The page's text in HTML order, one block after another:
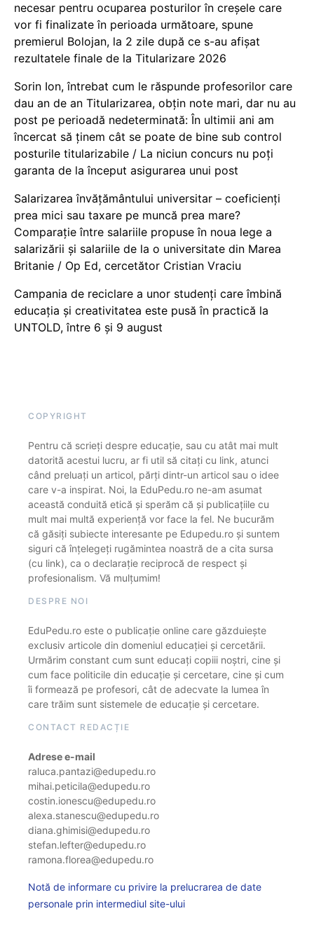
necesar pentru ocuparea posturilor în creșele care
vor fi finalizate în perioada următoare, spune
premierul Bolojan, la 2 zile după ce s-au afișat
rezultatele finale de la Titularizare 2026
Sorin Ion, întrebat cum le răspunde profesorilor care
dau an de an Titularizarea, obțin note mari, dar nu au
post pe perioadă nedeterminată: În ultimii ani am
încercat să ținem cât se poate de bine sub control
posturile titularizabile / La niciun concurs nu poți
garanta de la început asigurarea unui post
Salarizarea învățământului universitar – coeficienți
prea mici sau taxare pe muncă prea mare?
Comparație între salariile propuse în noua lege a
salarizării și salariile de la o universitate din Marea
Britanie / Op Ed, cercetător Cristian Vraciu
Campania de reciclare a unor studenți care îmbină
educația și creativitatea este pusă în practică la
UNTOLD, între 6 și 9 august
COPYRIGHT
Pentru că scrieți despre educație, sau cu atât mai mult
datorită acestui lucru, ar fi util să citați cu link, atunci
când preluați un articol, părți dintr-un articol sau o idee
care v-a inspirat. Noi, la EduPedu.ro ne-am asumat
această conduită etică și sperăm că și publicațiile cu
mult mai multă experiență vor face la fel. Ne bucurăm
că găsiți subiecte interesante pe Edupedu.ro și suntem
siguri că înțelegeți rugămintea noastră de a cita sursa
(cu link), ca o declarație reciprocă de respect și
profesionalism. Vă mulțumim!
DESPRE NOI
EduPedu.ro este o publicație online care găzduiește
exclusiv articole din domeniul educației și cercetării.
Urmărim constant cum sunt educați copiii noștri, cine și
cum face politicile din educație și cercetare, cine și cum
îi formează pe profesori, cât de adecvate la lumea în
care trăim sunt sistemele de educație și cercetare.
CONTACT REDACȚIE
Adrese e-mail
raluca.pantazi@edupedu.ro
mihai.peticila@edupedu.ro
costin.ionescu@edupedu.ro
alexa.stanescu@edupedu.ro
diana.ghimisi@edupedu.ro
stefan.lefter@edupedu.ro
ramona.florea@edupedu.ro
Notă de informare cu privire la prelucrarea de date
personale prin intermediul site-ului